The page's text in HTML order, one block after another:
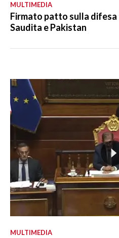
MULTIMEDIA
Firmato patto sulla difesa
Saudita e Pakistan
MULTIMEDIA